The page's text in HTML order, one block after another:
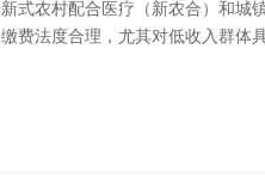
式农村配合医疗（新农合）和
费法度合理，尤其对低收入群